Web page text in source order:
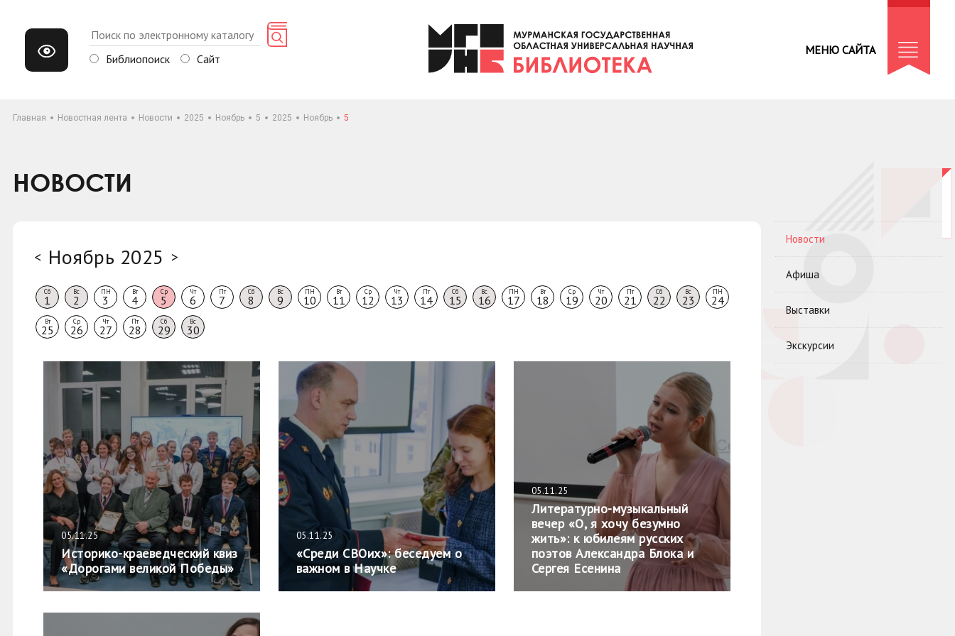
Библиопоиск Сайт
МЕНЮ САЙТА
Главная Новостная лента Новости 2025 Ноябрь 5 2025 Ноябрь 5
НОВОСТИ
< Ноябрь 2025 >
Сб
1
Вс
2
ПН
3
Вт
4
Ср
5
Чт
6
Пт
7
Сб
8
Вс
9
ПН
10
Вт
11
Ср
12
Чт
13
Пт
14
Сб
15
Вс
16
ПН
17
Вт
18
Ср
19
Чт
20
Пт
21
Сб
22
Вс
23
ПН
24
Вт
25
Ср
26
Чт
27
Пт
28
Сб
29
Вс
30
05.11.25
Историко-краеведческий квиз
«Дорогами великой Победы»
05.11.25
«Среди СВОих»: беседуем о
важном в Научке
05.11.25
Литературно-музыкальный
вечер «О, я хочу безумно
жить»: к юбилеям русских
поэтов Александра Блока и
Сергея Есенина
Новости
Афиша
Выставки
Экскурсии